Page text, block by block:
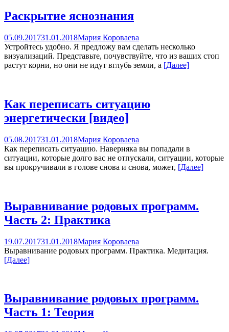
Раскрытие яснознания
05.09.201731.01.2018Мария Короваева
Устройтесь удобно. Я предложу вам сделать несколько
визуализаций. Представьте, почувствуйте, что из ваших стоп
растут корни, но они не идут вглубь земли, а [Далее]
Как переписать ситуацию
энергетически [видео]
05.08.201731.01.2018Мария Короваева
Как переписать ситуацию. Наверняка вы попадали в
ситуации, которые долго вас не отпускали, ситуации, которые
вы прокручивали в голове снова и снова, может, [Далее]
Выравнивание родовых программ.
Часть 2: Практика
19.07.201731.01.2018Мария Короваева
Выравнивание родовых программ. Практика. Медитация.
[Далее]
Выравнивание родовых программ.
Часть 1: Теория